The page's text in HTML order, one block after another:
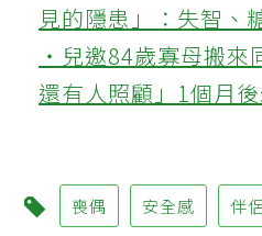
見的隱患」：失智、
‧兒邀84歲寡母搬來
還有人照顧」1個月
喪偶 安全感 伴侶